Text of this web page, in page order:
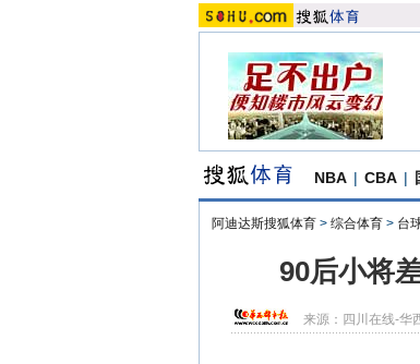
NBA | CBA |
阿迪达斯搜狐体育 > 综合体育 > 台
90后小将
来源： 四川在线-华